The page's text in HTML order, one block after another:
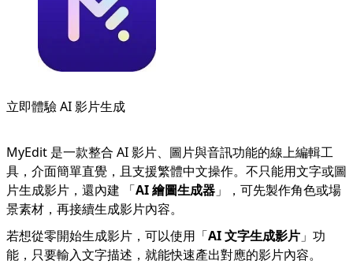
立即體驗 AI 影片生成
MyEdit 是一款整合 AI 影片、圖片與音訊功能的線上編輯工
具，介面簡單直覺，且支援繁體中文操作。不只能用文字或圖
片生成影片，還內建 「AI 繪圖生成器 」，可先製作角色或場
景素材，再接續生成影片內容。
若想從零開始生成影片，可以使用「AI 文字生成影片 」功
能，只要輸入文字描述，就能快速產出對應的影片內容。